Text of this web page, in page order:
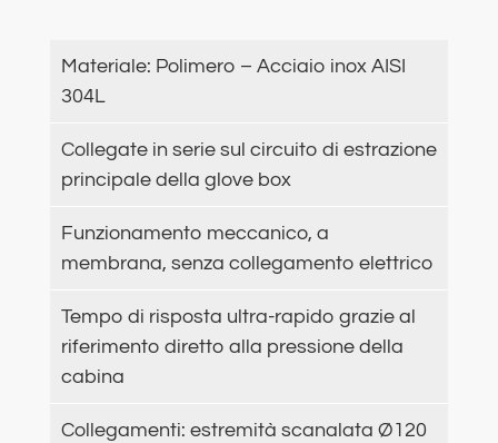
Materiale: Polimero – Acciaio inox AISI
304L
Collegate in serie sul circuito di estrazione
principale della glove box
Funzionamento meccanico, a
membrana, senza collegamento elettrico
Tempo di risposta ultra-rapido grazie al
riferimento diretto alla pressione della
cabina
Collegamenti: estremità scanalata Ø120